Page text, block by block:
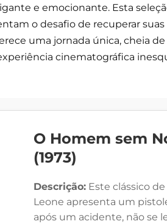
e emocionante. Esta
o desafio de recuperar
uma jornada única, cheia
cinematográfica
O Homem sem
(1973)
Descrição: Este clássico
Leone apresenta um
após um acidente, não se